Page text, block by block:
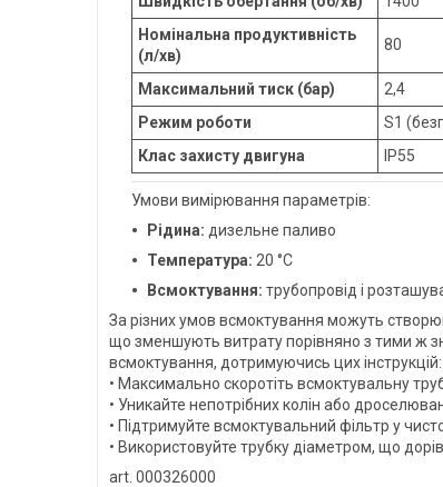
Номінальна продуктивність
(л/хв)
80
Максимальний тиск (бар) 2,4
Режим роботи
S1
Клас захисту двигуна
IP55
Умови вимірювання параметрів:
Рідина: дизельне паливо
Температура: 20 °C
Всмоктування: трубопровід і
За різних умов всмоктування можуть
що зменшують витрату порівняно з тими ж
всмоктування, дотримуючись цих інструкцій:
• Максимально скоротіть всмоктувальну
• Уникайте непотрібних колін або
• Підтримуйте всмоктувальний фільтр у
• Використовуйте трубку діаметром, що
art. 000326000